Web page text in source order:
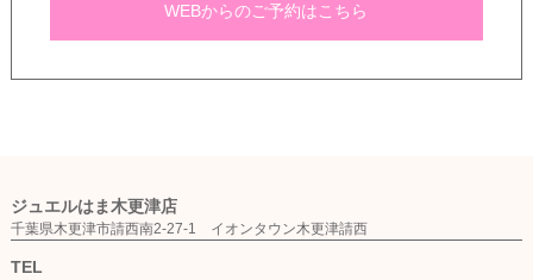
WEBからのご予約はこちら
ジュエルはま木更津店
千葉県木更津市請西南2-27-1 イオンタウン木更津請西
TEL